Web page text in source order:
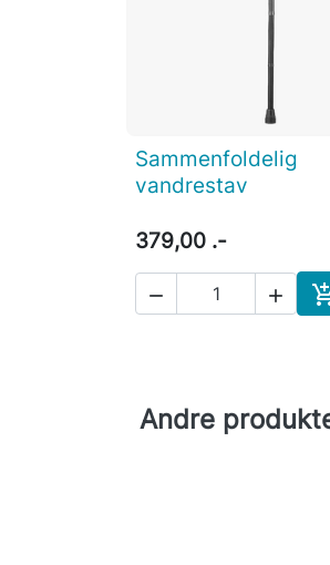
 Vis her
Sammenfoldelig
vandrestav
379,00 .-
 
Andre